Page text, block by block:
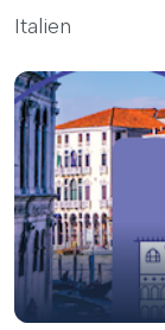
Italien